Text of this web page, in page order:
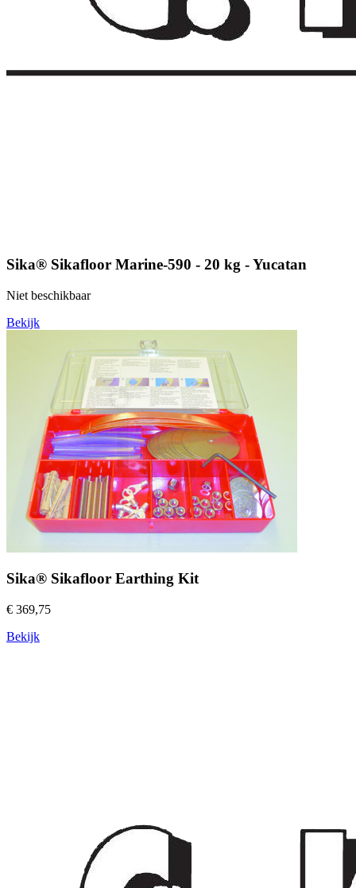
Sika® Sikafloor Marine-590 - 20 kg - Yucatan
Niet beschikbaar
Bekijk
Sika® Sikafloor Earthing Kit
€ 369,75
Bekijk